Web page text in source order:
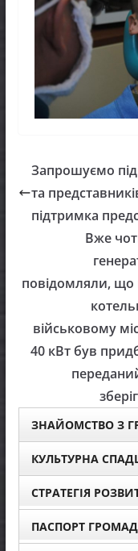
Запрошуємо
та
підтримка
Вже
повідомляли,
військовому
40 кВт був
ЗНАЙОМСТВО З
КУЛЬТУРНА
СТРАТЕГІЯ
ПАСПОРТ